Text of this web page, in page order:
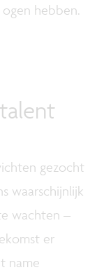
hebben.
gezocht
waarschijnlijk
wachten –
er
name